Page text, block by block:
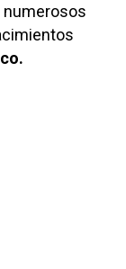
numerosos